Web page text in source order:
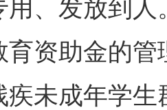
用、发放到
育资助金的
疾未成年学